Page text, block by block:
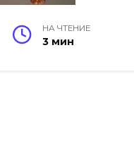
НА ЧТЕНИЕ
3 мин